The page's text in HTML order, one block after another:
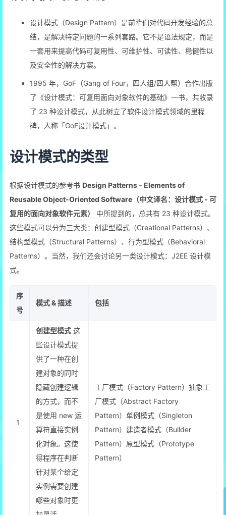
设计模式（Design Pattern）是前辈们对代码开发经验的总
结，是解决特定问题的一系列套路。它不是语法规定，而是
一套用来提高代码可复用性、可维护性、可读性、稳健性以
及安全性的解决方案。
1995 年，GoF（Gang of Four，四人组/四人帮）合作出版
了《设计模式：可复用面向对象软件的基础》一书，共收录
了 23 种设计模式，从此树立了软件设计模式领域的里程
碑，人称「GoF设计模式」。
设计模式的类型
根据设计模式的参考书 Design Patterns - Elements of
Reusable Object-Oriented Software（中文译名：设计模式 - 可
复用的面向对象软件元素）
中所提到的，总共有 23 种设计模式。
这些模式可以分为三大类：创建型模式（Creational Patterns）、
结构型模式（Structural Patterns）、行为型模式（Behavioral
Patterns）。当然，我们还会讨论另一类设计模式：J2EE 设计模
式。
序
号
模式 & 描述 包括
1
创建型模式 这
些设计模式提
供了一种在创
建对象的同时
隐藏创建逻辑
的方式，而不
是使用 new 运
算符直接实例
化对象。这使
得程序在判断
针对某个给定
实例需要创建
哪些对象时更
工厂模式（Factory Pattern）抽象工
厂模式（Abstract Factory
Pattern）单例模式（Singleton
Pattern）建造者模式（Builder
Pattern）原型模式（Prototype
Pattern）